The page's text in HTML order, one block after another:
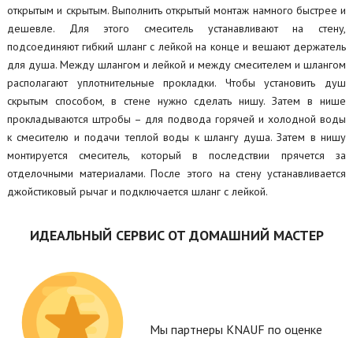
открытым и скрытым. Выполнить открытый монтаж намного быстрее и
дешевле. Для этого смеситель устанавливают на стену,
подсоединяют гибкий шланг с лейкой на конце и вешают держатель
для душа. Между шлангом и лейкой и между смесителем и шлангом
располагают уплотнительные прокладки. Чтобы установить душ
скрытым способом, в стене нужно сделать нишу. Затем в нише
прокладываются штробы – для подвода горячей и холодной воды
к смесителю и подачи теплой воды к шлангу душа. Затем в нишу
монтируется смеситель, который в последствии прячется за
отделочными материалами. После этого на стену устанавливается
джойстиковый рычаг и подключается шланг с лейкой.
ИДЕАЛЬНЫЙ СЕРВИС ОТ ДОМАШНИЙ МАСТЕР
Мы партнеры KNAUF по оценке